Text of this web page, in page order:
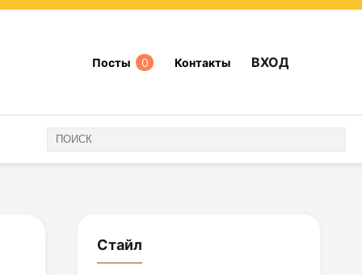
Посты 0 Контакты ВХОД
Стайл